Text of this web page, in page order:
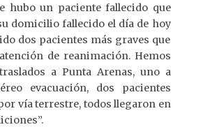
hubo un paciente fallecido que
domicilio fallecido el día de hoy
dos pacientes más graves que
de reanimación. Hemos
a Punta Arenas, uno a
evacuación, dos pacientes
vía terrestre, todos llegaron en